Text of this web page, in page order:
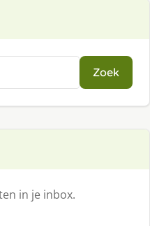
Zoek
in je inbox.